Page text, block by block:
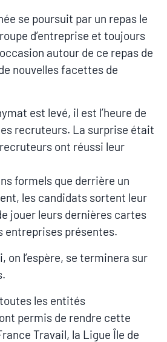
se poursuit par un repas le
d’entreprise et toujours
autour de ce repas de
nouvelles facettes de
est levé, il est l’heure de
recruteurs. La surprise était
ont réussi leur
formels que derrière un
les candidats sortent leur
jouer leurs dernières cartes
entreprises présentes.
on l’espère, se terminera sur
les entités
permis de rendre cette
Travail, la Ligue Île de